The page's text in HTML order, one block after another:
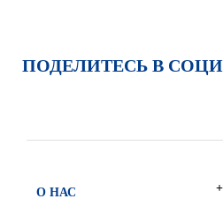
ПОДЕЛИТЕСЬ В
О НАС